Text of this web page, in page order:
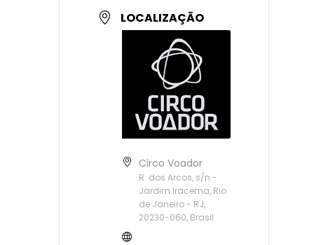
LOCALIZAÇÃO
Circo Voador
R. dos Arcos, s/n -
Jardim Iracema, Rio
de Janeiro - RJ,
20230-060, Brasil